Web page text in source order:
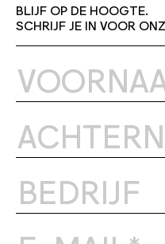
BLIJF OP DE HOOGTE.
SCHRIJF JE IN VOOR